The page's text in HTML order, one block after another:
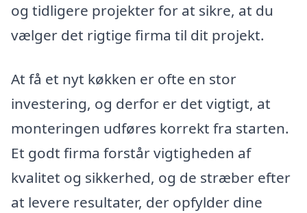
og tidligere projekter for at sikre, at du
vælger det rigtige firma til dit projekt.
At få et nyt køkken er ofte en stor
investering, og derfor er det vigtigt, at
monteringen udføres korrekt fra starten.
Et godt firma forstår vigtigheden af
kvalitet og sikkerhed, og de stræber efter
at levere resultater, der opfylder dine